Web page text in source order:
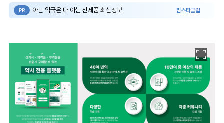
PR 아는 약국은 다 아는 신제품 최신정보 팜스타클럽